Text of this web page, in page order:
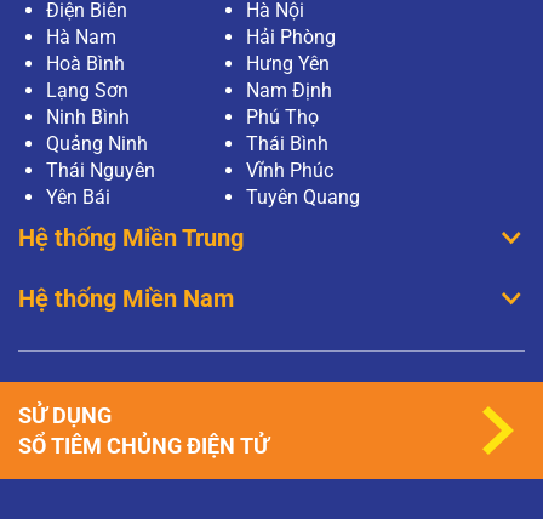
Điện Biên
Hà Nội
Hà Nam
Hải Phòng
Hoà Bình
Hưng Yên
Lạng Sơn
Nam Định
Ninh Bình
Phú Thọ
Quảng Ninh
Thái Bình
Thái Nguyên
Vĩnh Phúc
Yên Bái
Tuyên Quang
Hệ thống Miền Trung
Hệ thống Miền Nam
SỬ DỤNG
SỔ TIÊM CHỦNG ĐIỆN TỬ